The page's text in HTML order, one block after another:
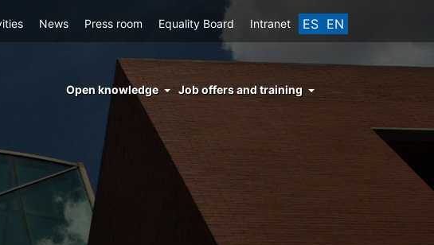
ES EN
News Press room Equality Board Intranet
menu
conocimiento
abierto
Open knowledge Job offers and training